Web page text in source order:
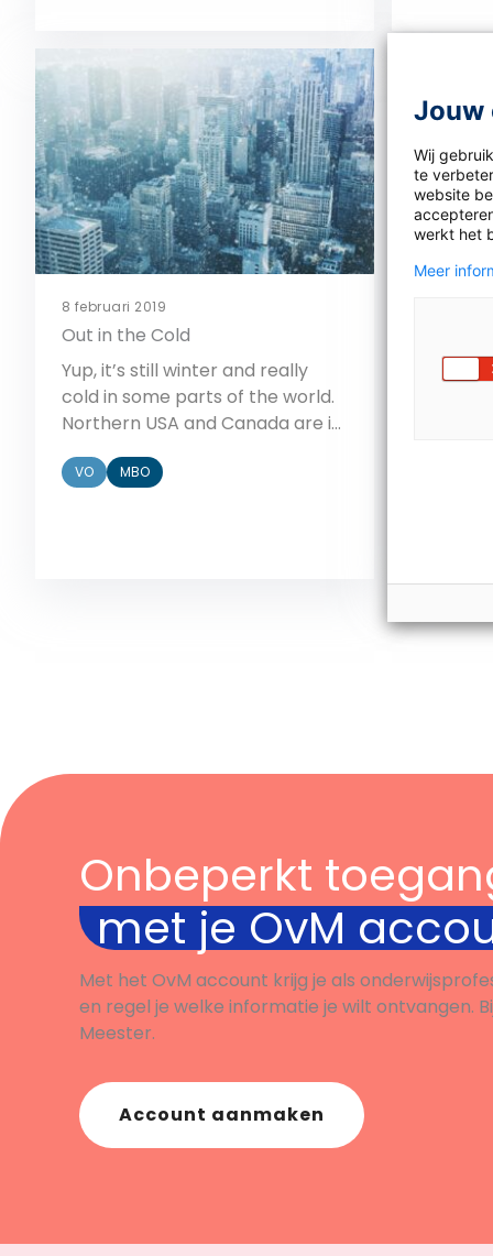
Copy them too. b […]
8 februari 2019
Out in the Cold
Yup, it’s still winter and really
cold in some parts of the world.
Northern USA and Canada are in
did it all happen? Read the
VO MBO
Last
talk
there
enough
Onbeperkt
met je OvM
Met het OvM account krijg je als
en regel je welke informatie je wilt ontvangen.
Meester.
Account aanmaken
Jouw
Wij
te
website
werkt het
Meer